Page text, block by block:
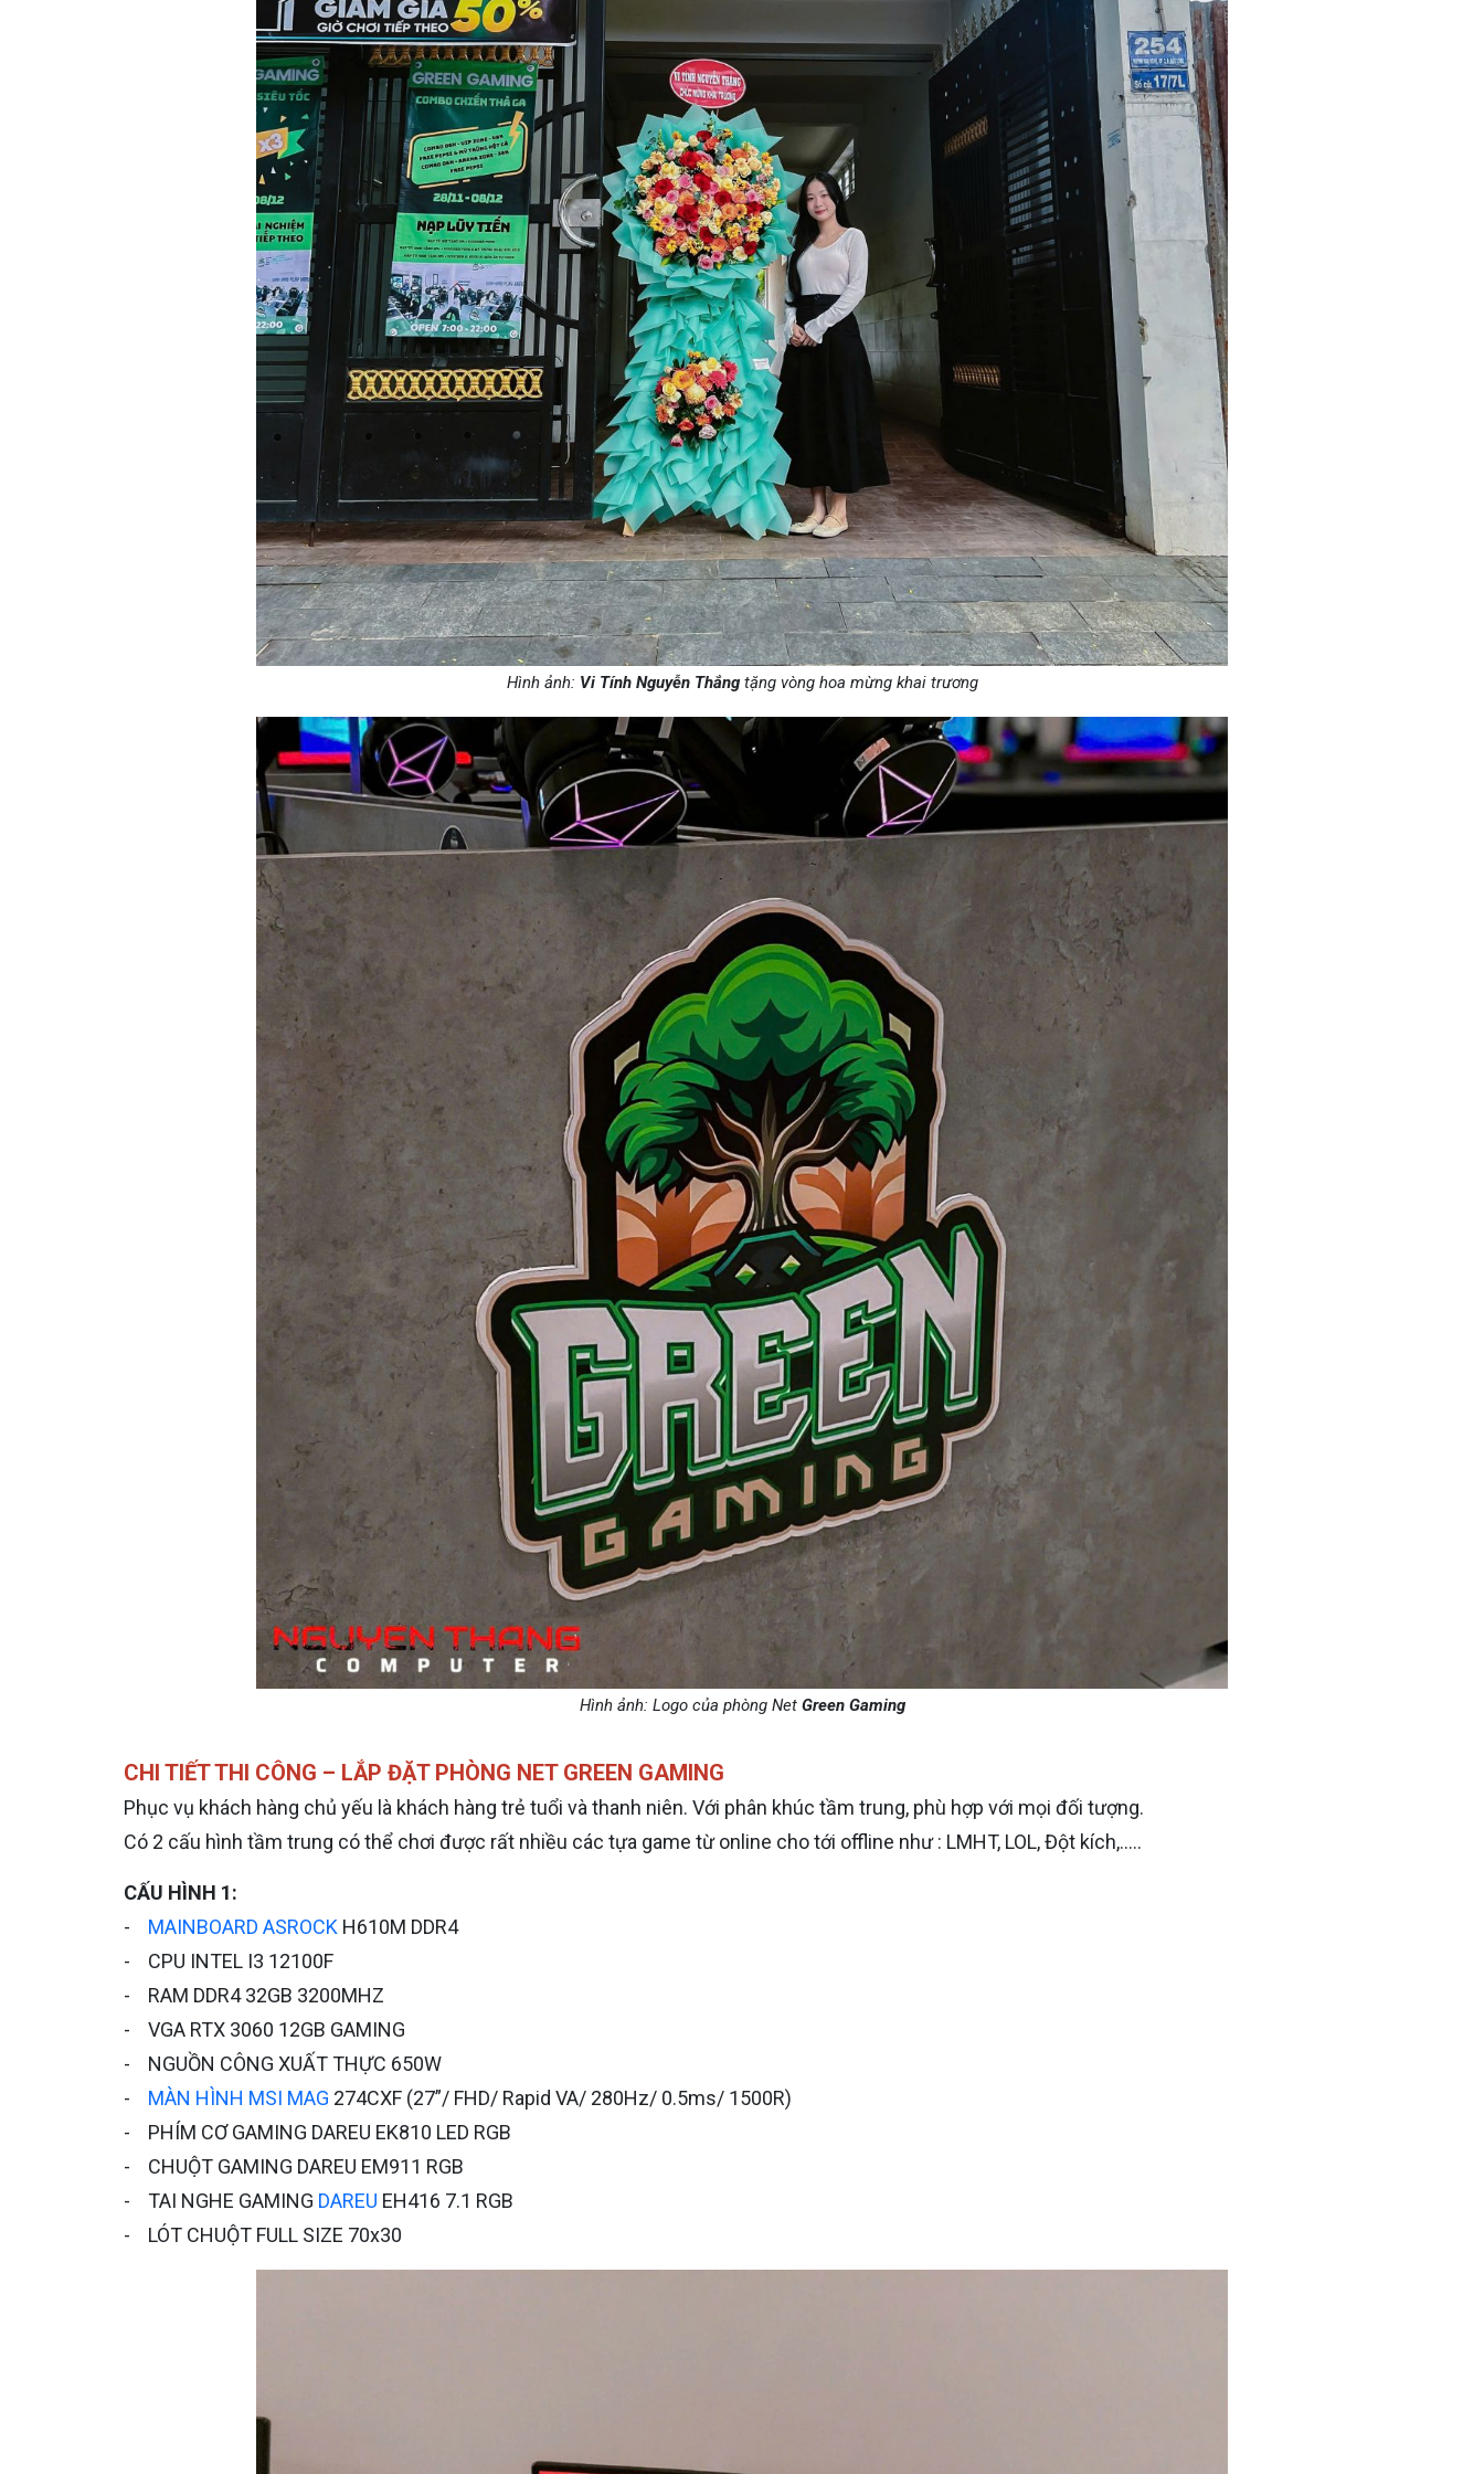
Hình ảnh: Vi Tính Nguyễn Thắng tặng vòng hoa mừng khai trương
Hình ảnh: Logo của phòng Net Green Gaming
CHI TIẾT THI CÔNG – LẮP ĐẶT PHÒNG NET GREEN GAMING
Phục vụ khách hàng chủ yếu là khách hàng trẻ tuổi và thanh niên. Với phân khúc tầm trung, phù hợp với mọi đối tượng.
Có 2 cấu hình tầm trung có thể chơi được rất nhiều các tựa game từ online cho tới offline như : LMHT, LOL, Đột kích,…..
CẤU HÌNH 1:
- MAINBOARD ASROCK H610M DDR4
- CPU INTEL I3 12100F
- RAM DDR4 32GB 3200MHZ
- VGA RTX 3060 12GB GAMING
- NGUỒN CÔNG XUẤT THỰC 650W
- MÀN HÌNH MSI MAG 274CXF (27”/ FHD/ Rapid VA/ 280Hz/ 0.5ms/ 1500R)
- PHÍM CƠ GAMING DAREU EK810 LED RGB
- CHUỘT GAMING DAREU EM911 RGB
- TAI NGHE GAMING DAREU EH416 7.1 RGB
- LÓT CHUỘT FULL SIZE 70x30